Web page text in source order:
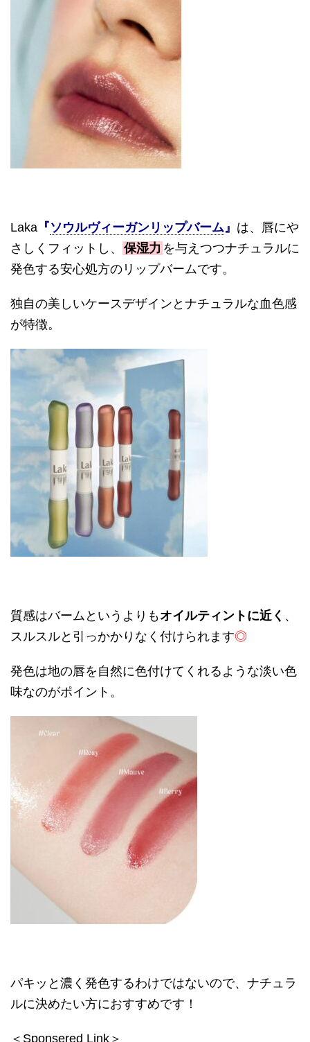
Laka 『ソウルヴィーガンリップバーム』 は、唇にや
さしくフィットし、 保湿力 を与えつつナチュラルに
発色する安心処方のリップバームです。
独自の美しいケースデザインとナチュラルな血色感
が特徴。
質感はバームというよりもオイルティントに近く 、
スルスルと引っかかりなく付けられます◎
発色は地の唇を自然に色付けてくれるような淡い色
味なのがポイント。
パキッと濃く発色するわけではないので、ナチュラ
ルに決めたい方におすすめです！
＜Sponsered Link＞